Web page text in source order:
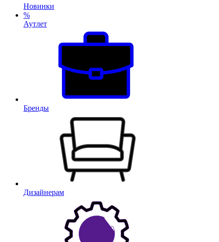
Новинки
%
Аутлет
Бренды
Дизайнерам